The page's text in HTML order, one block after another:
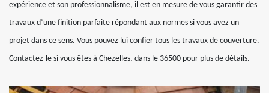
expérience et son professionnalisme, il est en mesure de vous garantir des
travaux d’une finition parfaite répondant aux normes si vous avez un
projet dans ce sens. Vous pouvez lui confier tous les travaux de couverture.
Contactez-le si vous êtes à Chezelles, dans le 36500 pour plus de détails.